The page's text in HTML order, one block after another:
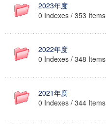
2023年度
0 Indexes / 353 Items
2022年度
0 Indexes / 348 Items
2021年度
0 Indexes / 344 Items